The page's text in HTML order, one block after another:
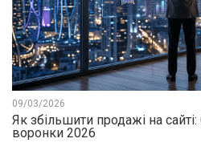
09/03/2026
Як збільшити продажі на сайті:
воронки 2026